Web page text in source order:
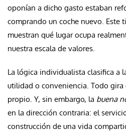
oponían a dicho gasto estaban
comprando un coche nuevo. Este
muestran qué lugar ocupa
nuestra escala de valores.
La lógica individualista clasifica a
utilidad o conveniencia. Todo
propio. Y, sin embargo, la buena
en la dirección contraria: el
construcción de una vida